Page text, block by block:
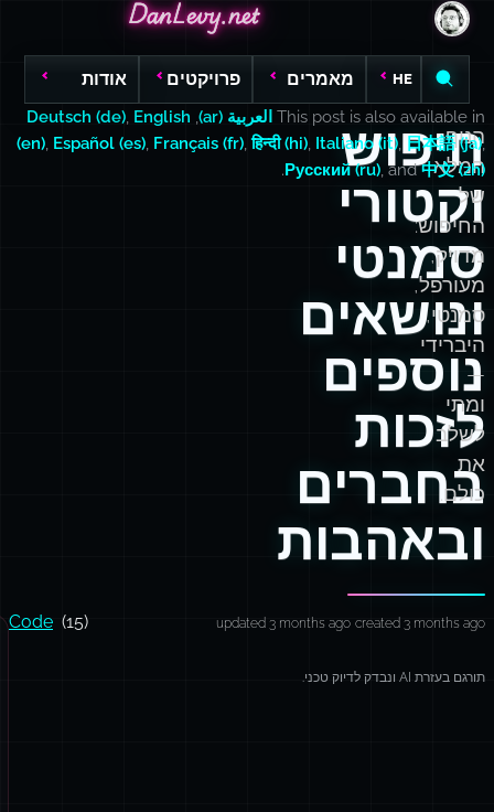
DanLevy.net
DanLevy.net
DanLevy.net
HE מאמרים פרויקטים אודות
חיפוש
וקטורי
סמנטי
ונושאים
נוספים
לזכות
בחברים
ובאהבות
הנוף
המלא
של
החיפוש:
מדויק,
מעורפל,
סמנטי,
היברידי
—
ומתי
לשלב
את
כולם.
This post is also available in العربية (ar) ,
Deutsch (de), English
(en), Español (es), Français (fr),हिन्दी (hi), Italiano (it), 日本語 (ja),
Русский (ru), and中文 (zh)
.
created 3 months ago
updated 3 months ago
Code (15)
תורגם בעזרת AI ונבדק לדיוק טכני.